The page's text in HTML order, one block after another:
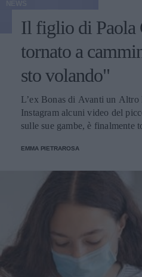
Il figlio di Paola
tornato a
sto volando"
L’ex Bonas di Avanti un Altro
Instagram alcuni video del
sulle sue gambe, è finalmente
EMMA PIETRAROSA